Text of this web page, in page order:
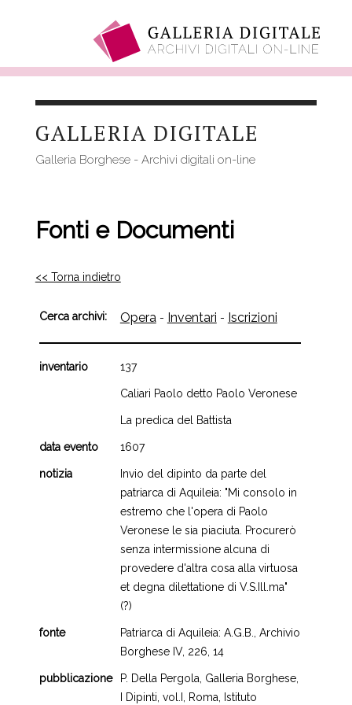
contenutoGALLERIA DIGITALE
Galleria Borghese - Archivi digitali on-line
Fonti e Documenti
<< Torna indietro
Cerca archivi: Opera - Inventari - Iscrizioni
inventario 137
Caliari Paolo detto Paolo Veronese
La predica del Battista
data evento 1607
notizia
Invio del dipinto da parte del
patriarca di Aquileia: "Mi consolo in
estremo che l'opera di Paolo
Veronese le sia piaciuta. Procurerò
senza intermissione alcuna di
provedere d'altra cosa alla virtuosa
et degna dilettatione di V.S.Ill.ma"
(?)
fonte
Patriarca di Aquileia: A.G.B., Archivio
Borghese IV, 226, 14
pubblicazione
P. Della Pergola, Galleria Borghese,
I Dipinti, vol.I, Roma, Istituto